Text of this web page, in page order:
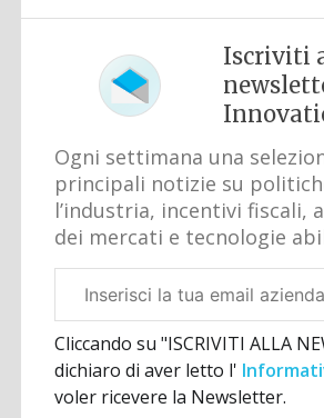
Iscriviti
Ogni settimana una
principali notizie su
l’industria, incentivi fiscali,
dei mercati e tecnologie
aziendale
Cliccando su "ISCRIVITI ALLA
dichiaro di aver letto l'
voler ricevere la Newsletter.